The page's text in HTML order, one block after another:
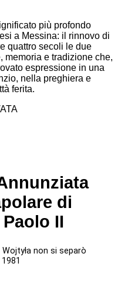
più profondo
a Messina: il rinnovo di
quattro secoli le due
memoria e tradizione che,
espressione in una
nella preghiera e
ferita.
di
II
non si separò